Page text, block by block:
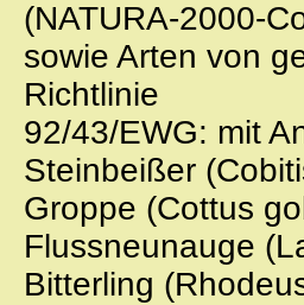
(NATURA-2000-
sowie Arten von
Richtlinie
92/43/EWG: mit
Steinbeißer
Groppe (Cottus
Flussneunauge
Bitterling